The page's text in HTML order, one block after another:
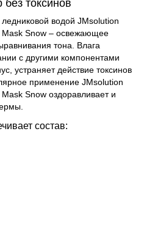
без токсинов
водой JMsolution
Mask Snow – освежающее
тона. Влага
с другими компонентами
устраняет действие токсинов
применение JMsolution
Snow оздоравливает и
состав: